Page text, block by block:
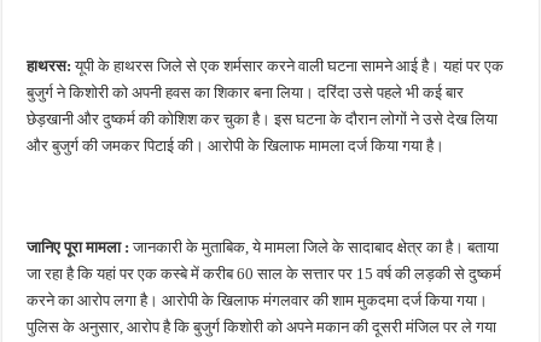
हाथरस: यूपी के हाथरस जिले से एक शर्मसार करने वाली घटना सामने आई है। यहां पर एक
बुजुर्ग ने किशोरी को अपनी हवस का शिकार बना लिया। दरिंदा उसे पहले भी कई बार
छेड़खानी और दुष्कर्म की कोशिश कर चुका है। इस घटना के दौरान लोगों ने उसे देख लिया
और बुजुर्ग की जमकर पिटाई की। आरोपी के खिलाफ मामला दर्ज किया गया है।
जानिए पूरा मामला :जानकारी के मुताबिक, ये मामला जिले के सादाबाद क्षेत्र का है। बताया
जा रहा है कि यहां पर एक कस्बे में करीब 60 साल के सत्तार पर 15 वर्ष की लड़की से दुष्कर्म
करने का आरोप लगा है। आरोपी के खिलाफ मंगलवार की शाम मुकदमा दर्ज किया गया।
पुलिस के अनुसार, आरोप है कि बुजुर्ग किशोरी को अपने मकान की दूसरी मंजिल पर ले गया